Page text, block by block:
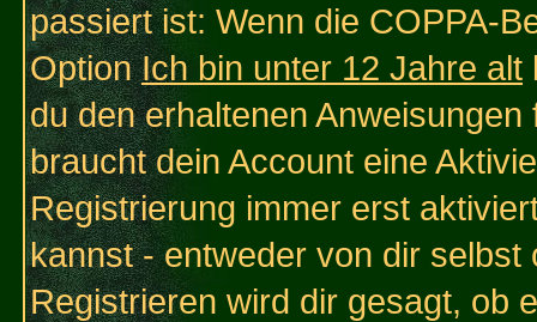
passiert ist: Wenn die COPPA-
OptionIch bin unter 12 Jahre alt
du den erhaltenen
braucht dein Account eine
Registrierung immer erst
kannst - entweder von dir selbst
Registrieren wird dir gesagt, ob